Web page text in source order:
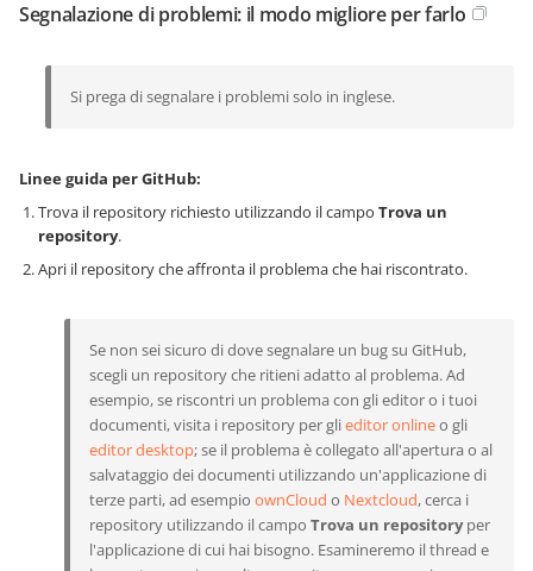
Segnalazione di problemi: il modo migliore per farlo
Si prega di segnalare i problemi solo in inglese.
Linee guida per GitHub:
Trova il repository richiesto utilizzando il campo Trova un
repository.
Apri il repository che affronta il problema che hai riscontrato.
Se non sei sicuro di dove segnalare un bug su GitHub,
scegli un repository che ritieni adatto al problema. Ad
esempio, se riscontri un problema con gli editor o i tuoi
documenti, visita i repository per glieditor onlineo gli
editor desktop; se il problema è collegato all'apertura o al
salvataggio dei documenti utilizzando un'applicazione di
terze parti, ad esempio ownCloud o Nextcloud, cerca i
repository utilizzando il campo Trova un repositoryper
l'applicazione di cui hai bisogno. Esamineremo il thread e